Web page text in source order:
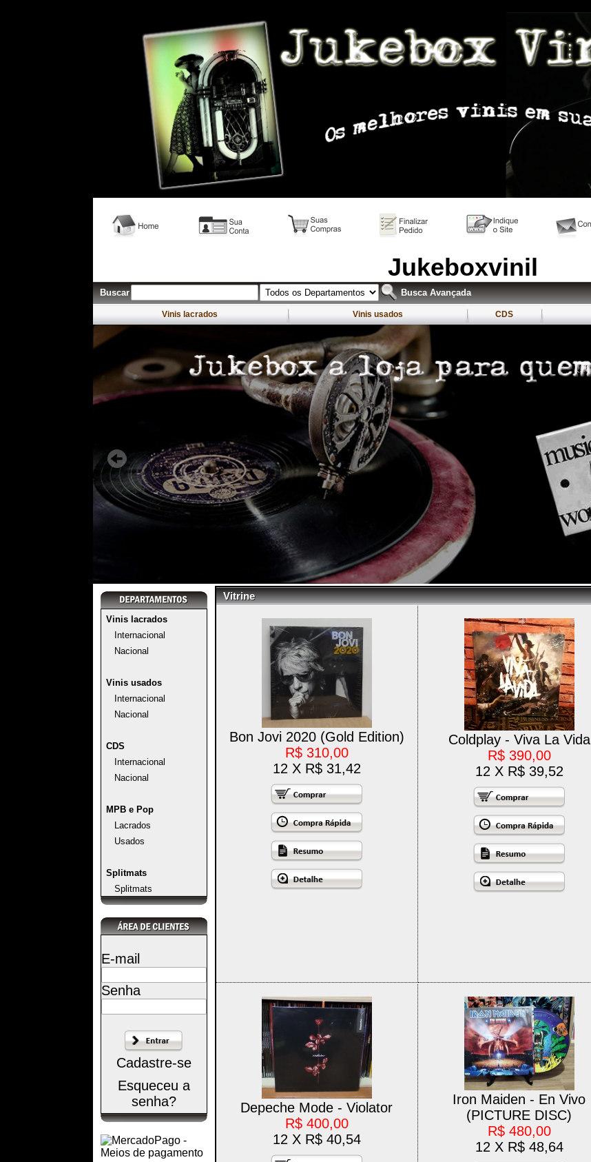
Jukeboxvinil
Buscar Busca Avançada
Vinis lacrados Vinis usados CDS
Vinis lacrados
Internacional
Nacional
Vinis usados
Internacional
Nacional
CDS
Internacional
Nacional
MPB e Pop
Lacrados
Usados
Splitmats
Splitmats
E-mail
Senha
Cadastre-se
Esqueceu a
senha?
Vitrine
Bon Jovi 2020 (Gold Edition)
R$ 310,00
12 X R$ 31,42
Coldplay - Viva La Vida
R$ 390,00
12 X R$ 39,52
Depeche Mode - Violator
R$ 400,00
12 X R$ 40,54
Iron Maiden - En Vivo
(PICTURE DISC)
R$ 480,00
12 X R$ 48,64